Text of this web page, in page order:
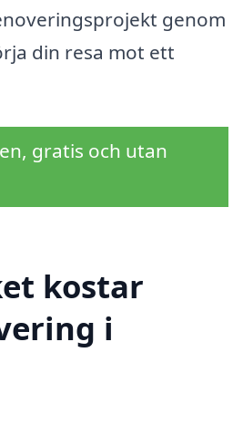
genom
din resa mot ett
gratis och utan
kostar
i